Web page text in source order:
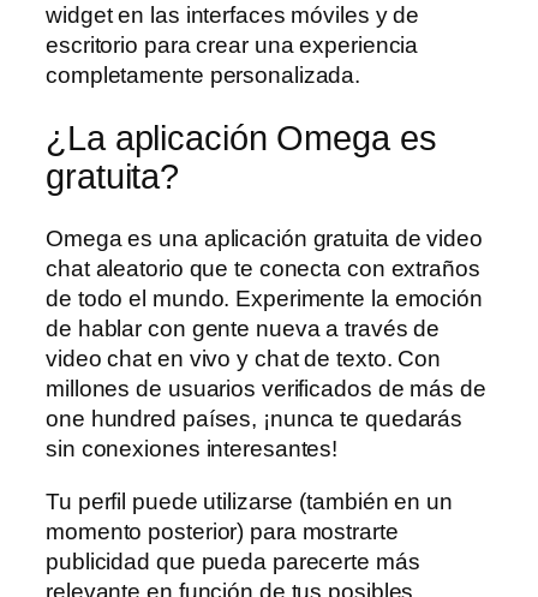
widget en las interfaces móviles y de
escritorio para crear una experiencia
completamente personalizada.
¿La aplicación Omega es
gratuita?
Omega es una aplicación gratuita de video
chat aleatorio que te conecta con extraños
de todo el mundo. Experimente la emoción
de hablar con gente nueva a través de
video chat en vivo y chat de texto. Con
millones de usuarios verificados de más de
one hundred países, ¡nunca te quedarás
sin conexiones interesantes!
Tu perfil puede utilizarse (también en un
momento posterior) para mostrarte
publicidad que pueda parecerte más
relevante en función de tus posibles